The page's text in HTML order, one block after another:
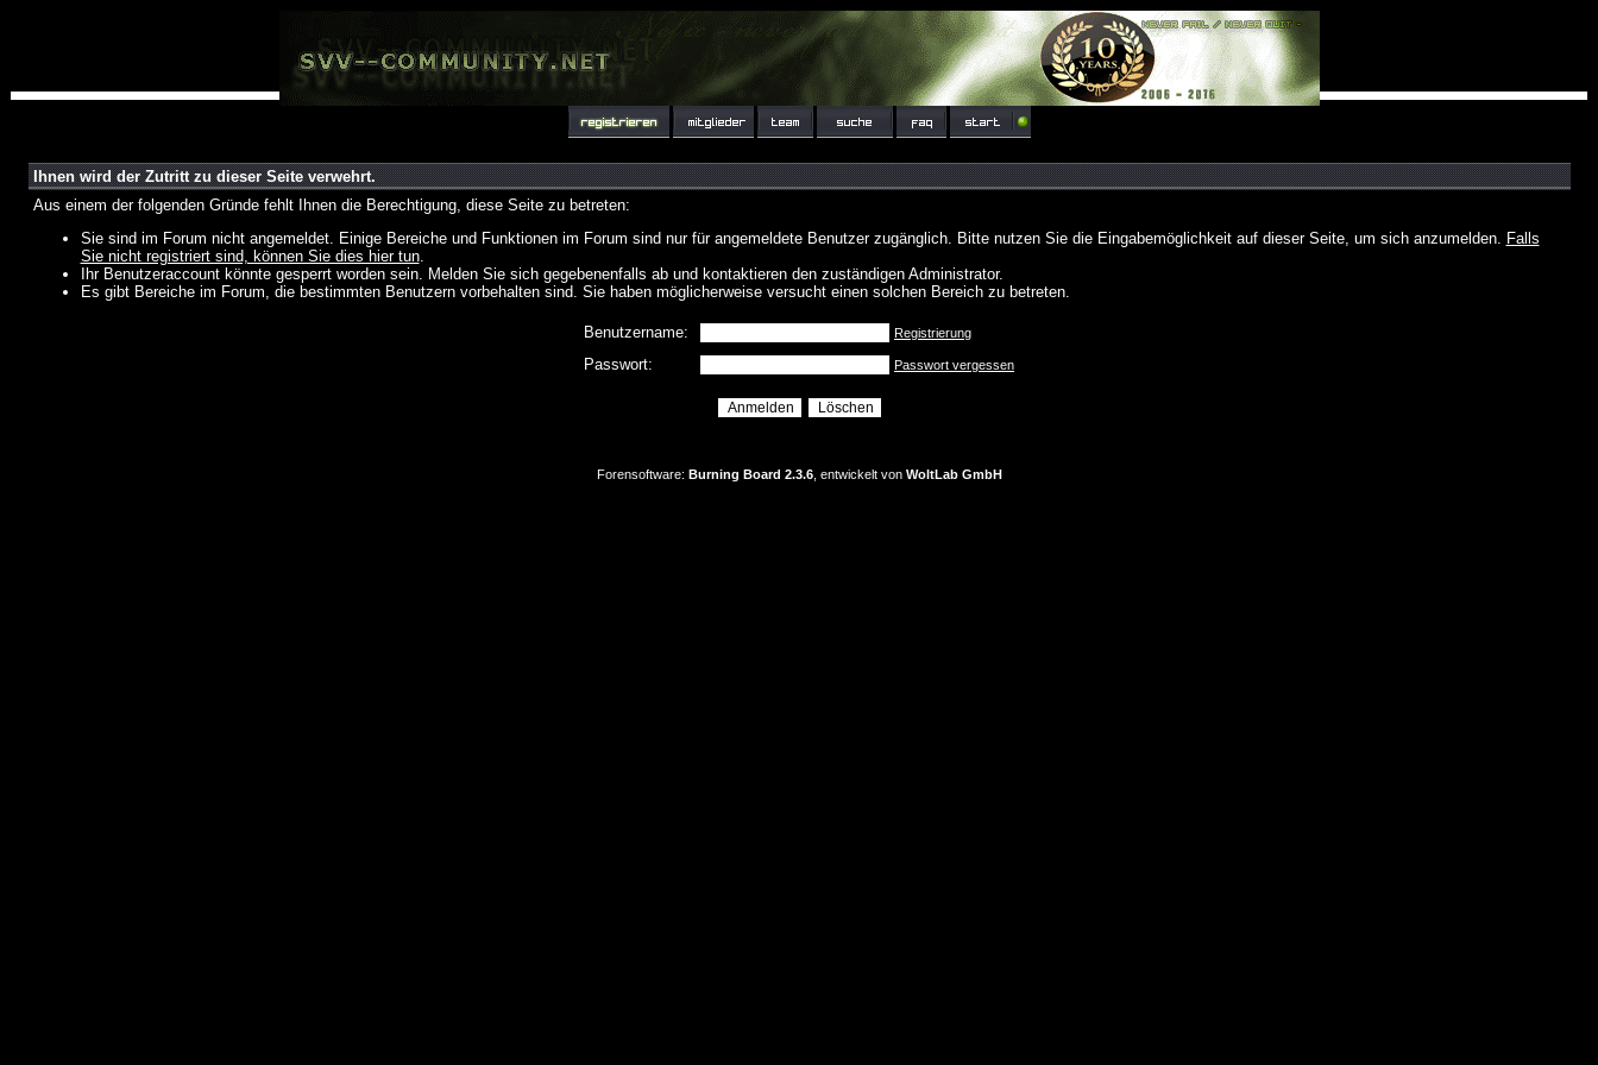
Ihnen wird der Zutritt zu dieser Seite verwehrt.
Aus einem der folgenden Gründe fehlt Ihnen die Berechtigung, diese Seite zu betreten:
Sie sind im Forum nicht angemeldet. Einige Bereiche und Funktionen im Forum sind nur für angemeldete Benutzer zugänglich. Bitte nutzen Sie die Eingabemöglichkeit auf dieser Seite, um sich anzumelden. Falls
Sie nicht registriert sind, können Sie dies hier tun.
Ihr Benutzeraccount könnte gesperrt worden sein. Melden Sie sich gegebenenfalls ab und kontaktieren den zuständigen Administrator.
Es gibt Bereiche im Forum, die bestimmten Benutzern vorbehalten sind. Sie haben möglicherweise versucht einen solchen Bereich zu betreten.
Benutzername: Registrierung
Passwort: Passwort vergessen
Forensoftware: Burning Board 2.3.6, entwickelt von WoltLab GmbH